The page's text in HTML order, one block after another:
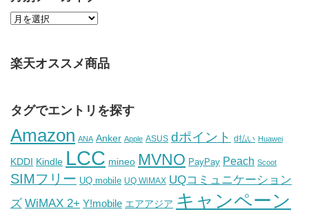
楽天オススメ商品
タグでエントリを探す
Amazon ANA Anker Apple ASUS dポイント d払い Huawei
KDDI Kindle LCC mineo MVNO PayPay Peach Scoot
SIMフリー UQ mobile UQ WiMAX UQコミュニケーション
ズ WiMAX 2+ Y!mobile エアアジア キャンペーン